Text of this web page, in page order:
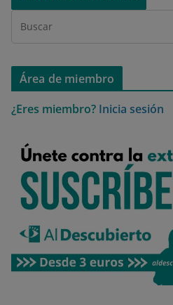
Área de miembro
¿Eres miembro? Inicia sesión